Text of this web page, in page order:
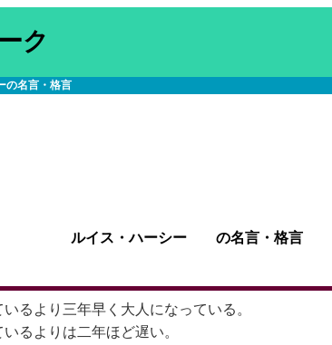
ク
名言・格言
ルイス・ハーシー の名言・格言
るより三年早く大人になっている。
るよりは二年ほど遅い。